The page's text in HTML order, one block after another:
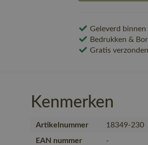
Geleverd
Bedrukken &
Gratis
Kenmerken
Artikelnummer
18349-230
EAN nummer
-